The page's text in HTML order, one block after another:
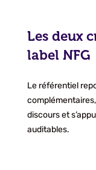
Les deux
label NFG
Le référentiel
discours et
auditables.